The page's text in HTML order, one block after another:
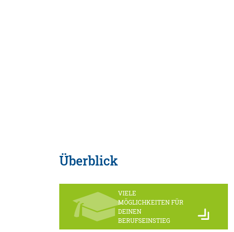
Überblick
VIELE
MÖGLICHKEITEN FÜR
DEINEN
BERUFSEINSTIEG